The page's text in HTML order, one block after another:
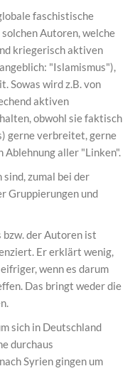
faschistische
Autoren, welche
kriegerisch aktiven
"Islamismus"),
Sowas wird z.B. von
aktiven
obwohl sie faktisch
gerne verbreitet, gerne
Ablehnung aller "Linken".
zumal bei der
Gruppierungen und
der Autoren ist
Er erklärt wenig,
wenn es darum
Das bringt weder die
sich in Deutschland
durchaus
Syrien gingen um